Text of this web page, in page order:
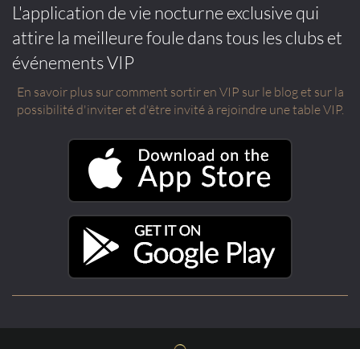
L'application de vie nocturne exclusive qui
attire la meilleure foule dans tous les clubs et
événements VIP
En savoir plus sur comment sortir en VIP sur le blog et sur la
possibilité d'inviter et d'être invité à rejoindre une table VIP.